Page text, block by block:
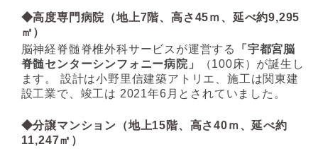
◆高度専門病院（地上7階、高さ45ｍ、延べ約9,295
㎡）
脳神経脊髄脊椎外科サービスが運営する
「宇都宮脳
脊髄センターシンフォニー病院」
（100床）が誕生し
ます。
設計は小野里信建築アトリエ、施工は関東建
設工業で、竣工は 2021年6 月とされていました。
◆分譲マンション（地上15階、高さ40ｍ、延べ約
11,247㎡）